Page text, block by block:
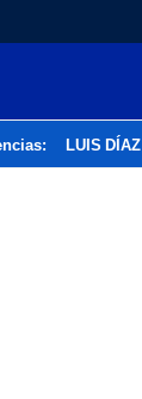
LUIS DÍAZ